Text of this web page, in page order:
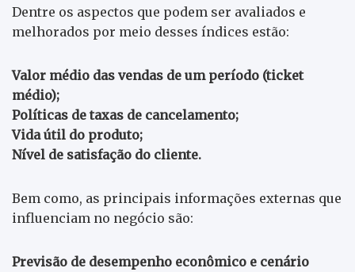
Dentre os aspectos que podem ser avaliados e
melhorados por meio desses índices estão:
Valor médio das vendas de um período (ticket
médio);
Políticas de taxas de cancelamento;
Vida útil do produto;
Nível de satisfação do cliente.
Bem como, as principais informações externas que
influenciam no negócio são:
Previsão de desempenho econômico e cenário